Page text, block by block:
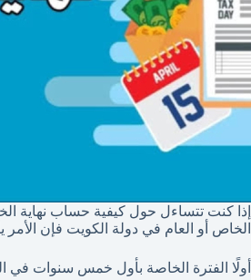
إذا كنت تتساءل حول كيفية حساب نهاية
الخاص أو العام في دولة الكويت فإن الأمر
أولًا الفترة الخاصة بأول خمس سنوات في